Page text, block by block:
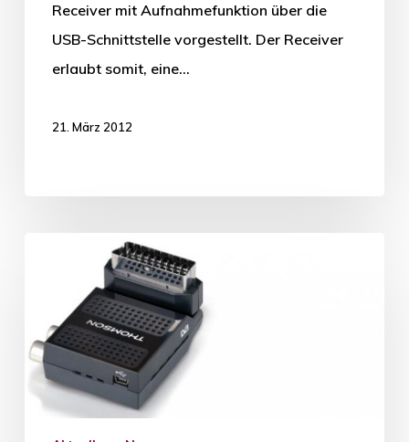
Receiver mit Aufnahmefunktion über die
USB-Schnittstelle vorgestellt. Der Receiver
erlaubt somit, eine…
21. März 2012